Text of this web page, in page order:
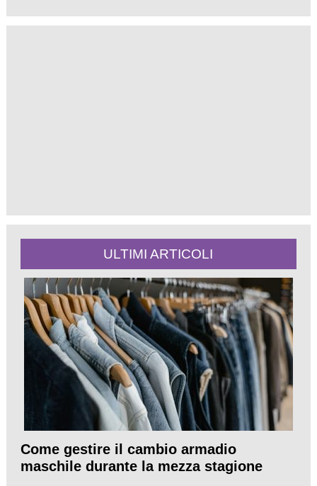
ULTIMI ARTICOLI
Come gestire il cambio armadio
maschile durante la mezza stagione